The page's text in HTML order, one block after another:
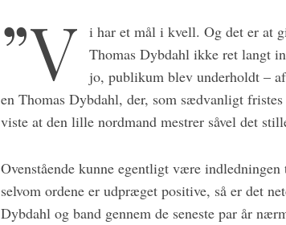
”V
i har et mål i kvell. Og det er at
Thomas Dybdahl ikke ret langt
jo, publikum blev underholdt –
en Thomas Dybdahl, der, som sædvanligt
viste at den lille nordmand mestrer såvel det
Ovenstående kunne egentligt være
selvom ordene er udpræget positive, så er det
Dybdahl og band gennem de seneste par år